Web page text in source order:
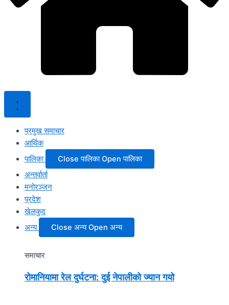
प्रमुख समाचार
आर्थिक
पालिका
Close पालिका Open पालिका
अन्तर्वार्ता
मनोरञ्जन
प्रदेश
खेलकुद
अन्य
Close अन्य Open अन्य
समाचार
रोमानियामा रेल दुर्घटना: दुई नेपालीको ज्यान गयो